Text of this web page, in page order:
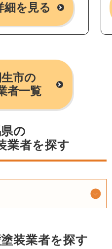
細を見る
市の
者一覧
の
業者を探す
装業者を探す